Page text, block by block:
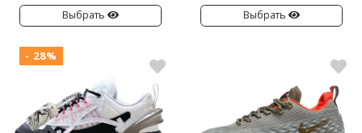
Выбрать Выбрать
- 28%